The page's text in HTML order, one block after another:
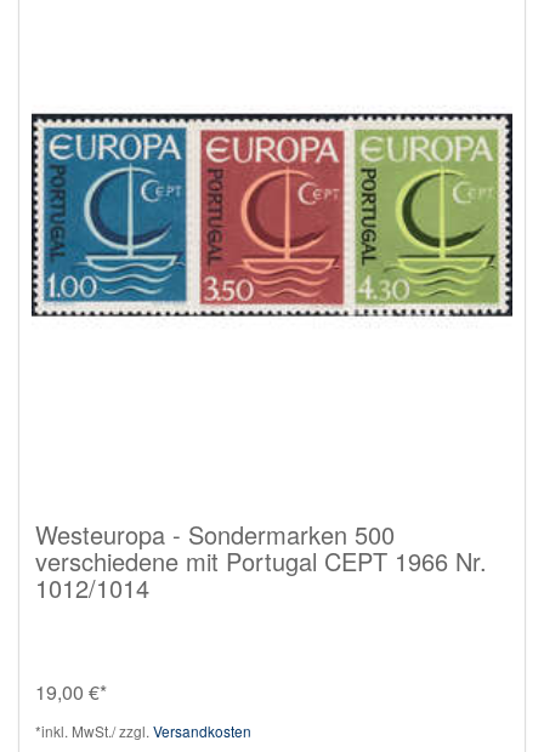
Westeuropa - Sondermarken 500
verschiedene mit Portugal CEPT 1966 Nr.
1012/1014
19,00 €*
*inkl. MwSt./ zzgl. Versandkosten